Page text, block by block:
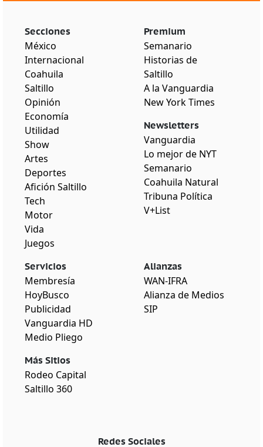
Secciones
México
Internacional
Coahuila
Saltillo
Opinión
Economía
Utilidad
Show
Artes
Deportes
Afición Saltillo
Tech
Motor
Vida
Juegos
Premium
Semanario
Historias de
Saltillo
A la Vanguardia
New York Times
Newsletters
Vanguardia
Lo mejor de NYT
Semanario
Coahuila Natural
Tribuna Política
V+List
Servicios
Membresía
HoyBusco
Publicidad
Vanguardia HD
Medio Pliego
Más Sitios
Rodeo Capital
Saltillo 360
Alianzas
WAN-IFRA
Alianza de Medios
SIP
Redes Sociales